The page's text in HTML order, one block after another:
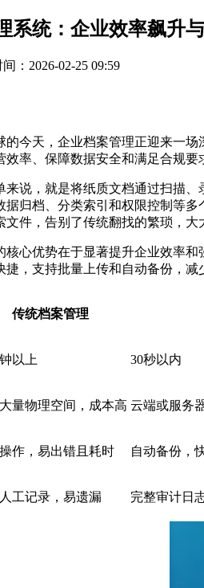
系统：企业效率飙升
：2026-02-25 09:59
的今天，企业档案管理正迎来一
效率、保障数据安全和满足合规
来说，就是将纸质文档通过扫描
据归档、分类索引和权限控制等
件，告别了传统翻找的繁琐，大
核心优势在于显著提升企业效率
捷，支持批量上传和自动备份，
传统档案管理
以上 30秒以内
量物理空间，成本高 云端或服务
作，易出错且耗时 自动备份，
工记录，易遗漏 完整审计日